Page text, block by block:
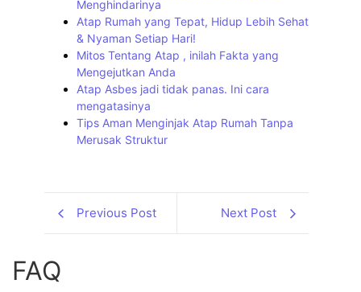
Menghindarinya
Atap Rumah yang Tepat, Hidup Lebih Sehat
& Nyaman Setiap Hari!
Mitos Tentang Atap , inilah Fakta yang
Mengejutkan Anda
Atap Asbes jadi tidak panas. Ini cara
mengatasinya
Tips Aman Menginjak Atap Rumah Tanpa
Merusak Struktur
Previous Post Next Post
FAQ